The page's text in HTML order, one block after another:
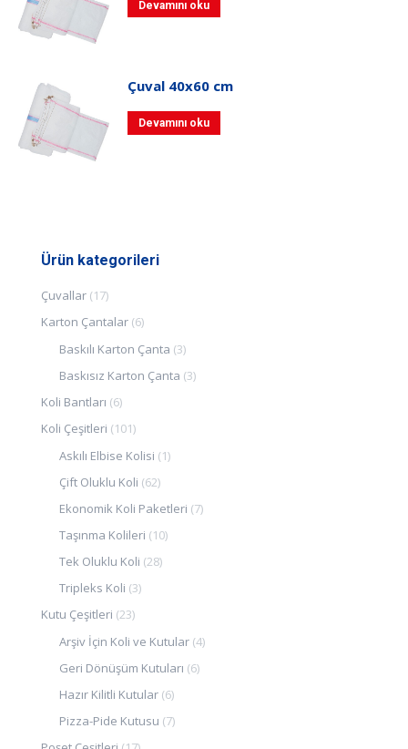
Devamını oku
Çuval 40x60 cm
Devamını oku
Ürün kategorileri
Çuvallar (17)
Karton Çantalar (6)
Baskılı Karton Çanta (3)
Baskısız Karton Çanta (3)
Koli Bantları (6)
Koli Çeşitleri (101)
Askılı Elbise Kolisi (1)
Çift Oluklu Koli (62)
Ekonomik Koli Paketleri (7)
Taşınma Kolileri (10)
Tek Oluklu Koli (28)
Tripleks Koli (3)
Kutu Çeşitleri (23)
Arşiv İçin Koli ve Kutular (4)
Geri Dönüşüm Kutuları (6)
Hazır Kilitli Kutular (6)
Pizza-Pide Kutusu (7)